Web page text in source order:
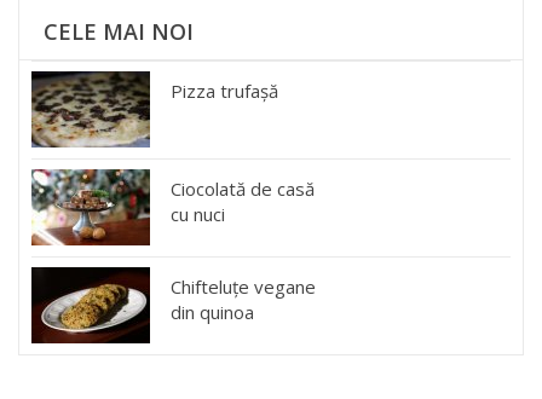
CELE MAI NOI
Pizza trufașă
Ciocolată de casă
cu nuci
Chifteluțe vegane
din quinoa